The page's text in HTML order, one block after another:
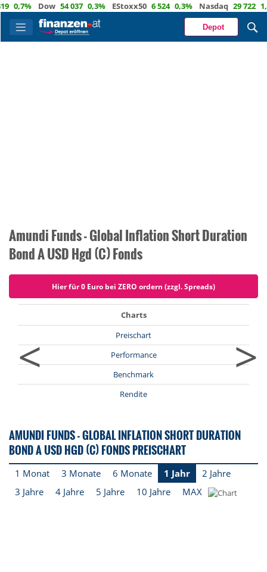
0,7% Dow 54 037 0,3% EStoxx50 6 524 0,3% Nasdaq 29 722
Depot
Amundi Funds - Global Inflation Short Duration
Bond A USD Hgd (C) Fonds
Hier für 0 Euro bei ZERO ordern (zzgl. Spreads)
<
Charts
Preischart
Performance
Benchmark
Rendite
>
AMUNDI FUNDS - GLOBAL INFLATION SHORT DURATION
BOND A USD HGD (C) FONDS PREISCHART
1 Monat 3 Monate 6 Monate 1 Jahr
2 Jahre
3 Jahre
4 Jahre 5 Jahre 10 Jahre MAX